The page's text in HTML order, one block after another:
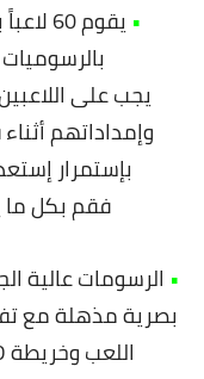
•
يقوم
بالرسوميات
يجب على
وإمداداتهم
بإستمرار
فقم بكل ما
•
بصرية مذهلة مع